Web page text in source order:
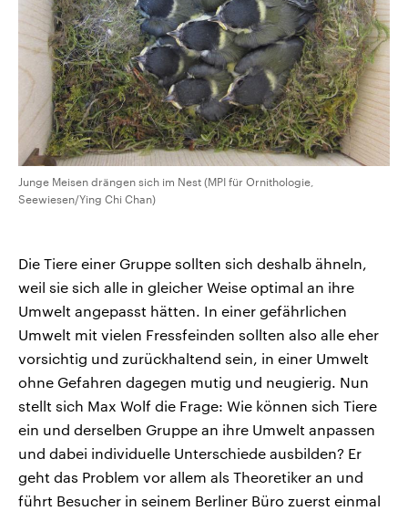
Junge Meisen drängen sich im Nest (MPI für Ornithologie,
Seewiesen/Ying Chi Chan)
Die Tiere einer Gruppe sollten sich deshalb ähneln,
weil sie sich alle in gleicher Weise optimal an ihre
Umwelt angepasst hätten. In einer gefährlichen
Umwelt mit vielen Fressfeinden sollten also alle eher
vorsichtig und zurückhaltend sein, in einer Umwelt
ohne Gefahren dagegen mutig und neugierig. Nun
stellt sich Max Wolf die Frage: Wie können sich Tiere
ein und derselben Gruppe an ihre Umwelt anpassen
und dabei individuelle Unterschiede ausbilden? Er
geht das Problem vor allem als Theoretiker an und
führt Besucher in seinem Berliner Büro zuerst einmal